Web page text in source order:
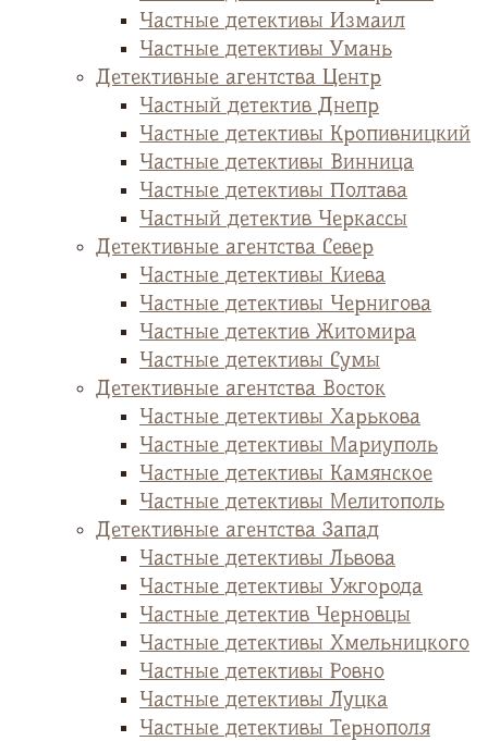
Частные детективы Измаил
Частные детективы Умань
Детективные агентства Центр
Частный детектив Днепр
Частные детективы Кропивницкий
Частные детективы Винница
Частные детективы Полтава
Частный детектив Черкассы
Детективные агентства Север
Частные детективы Киева
Частные детективы Чернигова
Частные детектив Житомира
Частные детективы Сумы
Детективные агентства Восток
Частные детективы Харькова
Частные детективы Мариуполь
Частные детективы Камянское
Частные детективы Мелитополь
Детективные агентства Запад
Частные детективы Львова
Частные детективы Ужгорода
Частные детектив Черновцы
Частные детективы Хмельницкого
Частные детективы Ровно
Частные детективы Луцка
Частные детективы Тернополя